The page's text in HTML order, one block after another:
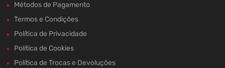
Métodos de Pagamento
Termos e Condições
Política de Privacidade
Política de Cookies
Política de Trocas e Devoluções